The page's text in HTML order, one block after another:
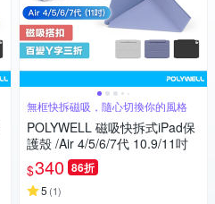
無框快拆磁吸，隨心切換你的風格
POLYWELL 磁吸快拆式iPad保
護殼 /Air 4/5/6/7代 10.9/11吋
$340 86折
5 (1)